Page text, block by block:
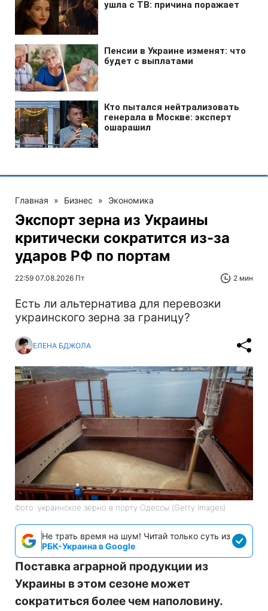
Главная » Бизнес » Экономика
Экспорт зерна из Украины
критически сократится из-за
ударов РФ по портам
22:59 07.08.2026 Пт 2 мин
Есть ли альтернатива для перевозки
украинского зерна за границу?
ЕЛЕНА БДЖОЛА
Фото: украинское зерно в порту Одессы (Getty Images)
Не трать время на шум! Читай только суть из
РБК-Украина в Google
Поставка аграрной продукции из
Украины в этом сезоне может
сократиться более чем наполовину.